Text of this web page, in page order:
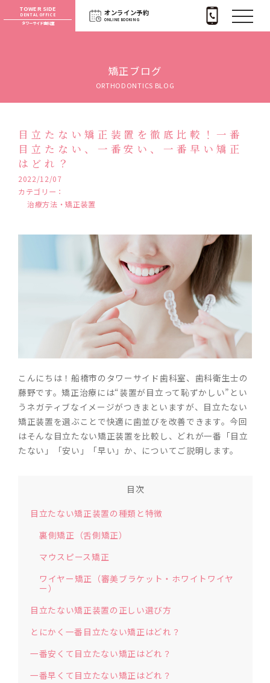
TOWER SIDE
DENTAL OFFICE
タワーサイド歯科室
オンライン予約
ONLINE BOOKING
矯正ブログ
ORTHODONTICS BLOG
目立たない矯正装置を徹底比較！一番
目立たない、一番安い、一番早い矯正
はどれ？
2022/12/07
カテゴリー：
治療方法・矯正装置
こんにちは！船橋市のタワーサイド歯科室、歯科衛生士の
藤野です。矯正治療には“装置が目立って恥ずかしい”とい
うネガティブなイメージがつきまといますが、目立たない
矯正装置を選ぶことで快適に歯並びを改善できます。今回
はそんな目立たない矯正装置を比較し、どれが一番「目立
たない」「安い」「早い」か、についてご説明します。
目次
目立たない矯正装置の種類と特徴
裏側矯正（舌側矯正）
マウスピース矯正
ワイヤー矯正（審美ブラケット・ホワイトワイヤ
ー）
目立たない矯正装置の正しい選び方
とにかく一番目立たない矯正はどれ？
一番安くて目立たない矯正はどれ？
一番早くて目立たない矯正はどれ？